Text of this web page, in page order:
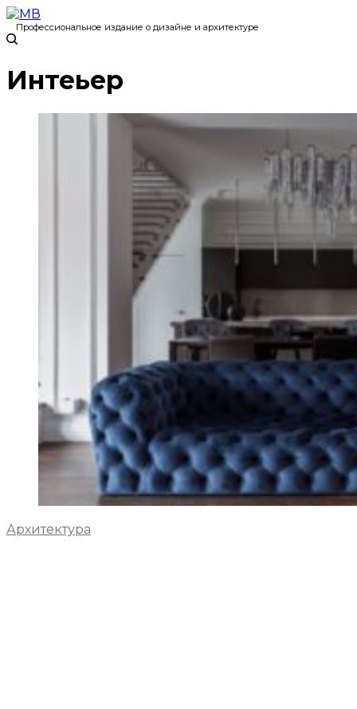
Профессиональное издание о дизайне и архитектуре
Интеьер
Архитектура